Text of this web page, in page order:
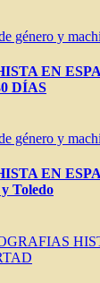
género y
EN
DÍAS
género y
EN
Toledo